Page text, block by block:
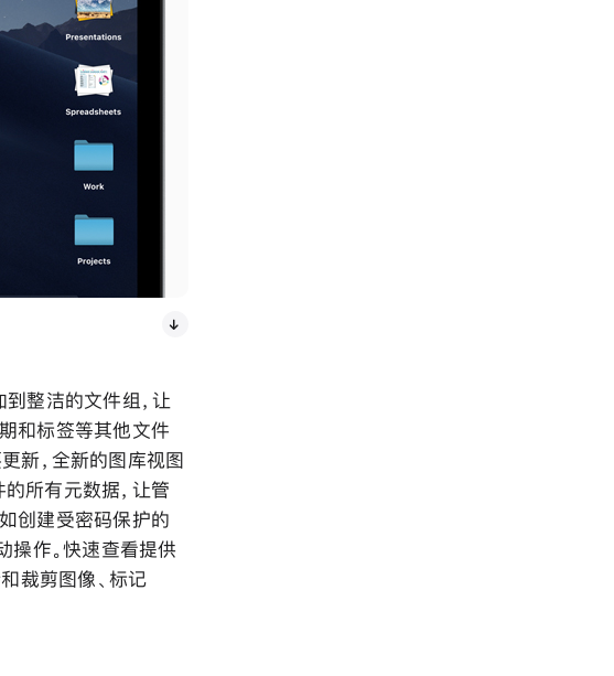
整洁的文件组，让
和标签等其他文件
新，全新的图库视图
所有元数据，让管
创建受密码保护的
操作。快速查看提供
裁剪图像、标记